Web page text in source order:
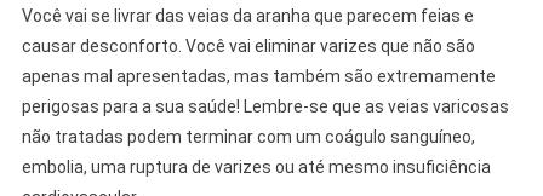
Você vai se livrar das veias da aranha que parecem feias e
causar desconforto. Você vai eliminar varizes que não são
apenas mal apresentadas, mas também são extremamente
perigosas para a sua saúde! Lembre-se que as veias varicosas
não tratadas podem terminar com um coágulo sanguíneo,
embolia, uma ruptura de varizes ou até mesmo insuficiência